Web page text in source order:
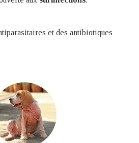
et des antibiotiques